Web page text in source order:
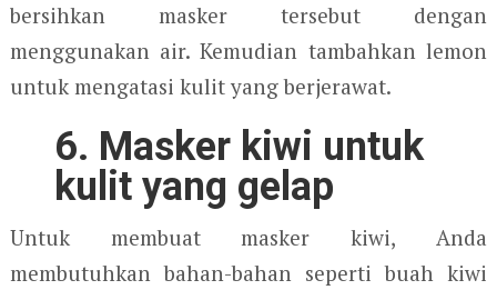
bersihkan masker tersebut dengan
menggunakan air. Kemudian tambahkan lemon
untuk mengatasi kulit yang berjerawat.
6. Masker kiwi untuk
kulit yang gelap
Untuk membuat masker kiwi, Anda
membutuhkan bahan-bahan seperti buah kiwi